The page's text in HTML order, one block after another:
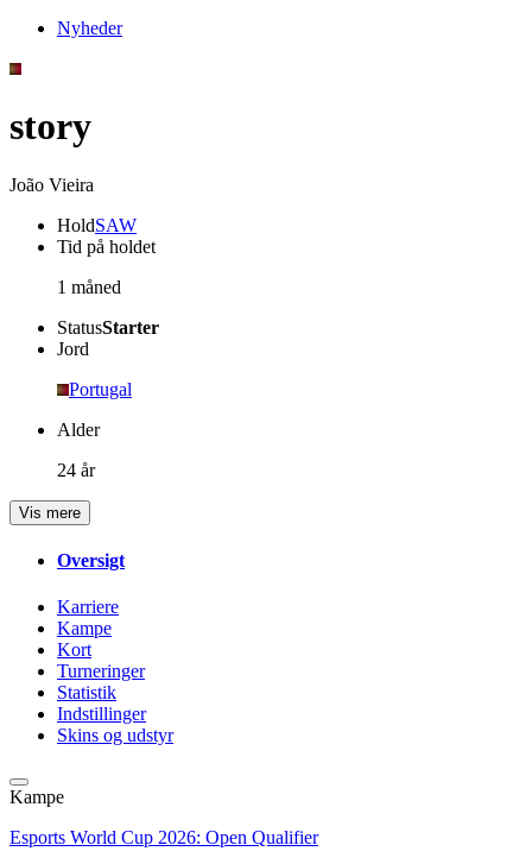
Nyheder
story
João Vieira
HoldSAW
Tid på holdet
1 måned
StatusStarter
Jord
Portugal
Alder
24 år
Vis mere
Oversigt
Karriere
Kampe
Kort
Turneringer
Statistik
Indstillinger
Skins og udstyr
Kampe
Esports World Cup 2026: Open Qualifier